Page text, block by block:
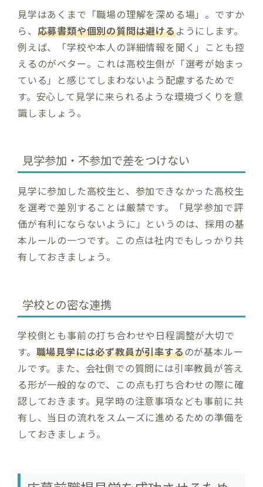
見学はあくまで「職場の理解を深める場」。ですか
ら、 応募書類や個別の質問は避けるようにします。
例えば、「学校や本人の詳細情報を聞く」ことも控
えるのがベター。これは高校生側が「選考が始まっ
ている」と感じてしまわないよう配慮するためで
す。安心して見学に来られるような環境づくりを意
識しましょう​。
見学参加・不参加で差をつけない
見学に参加した高校生と、参加できなかった高校生
を選考で差別することは厳禁です。「見学参加で評
価が有利にならないように」というのは、採用の基
本ルールの一つです。この点は社内でもしっかり共
有しておきましょう​。
学校との密な連携
学校側とも事前の打ち合わせや日程調整が大切で
す。 職場見学には必ず教員が引率するのが基本ルー
ルです。また、会社側での質問には引率教員が答え
る形が一般的なので、この点も打ち合わせの際に確
認しておきます。見学時の注意事項なども事前に共
有し、当日の流れをスムーズに進めるための準備を
しておきましょう​。